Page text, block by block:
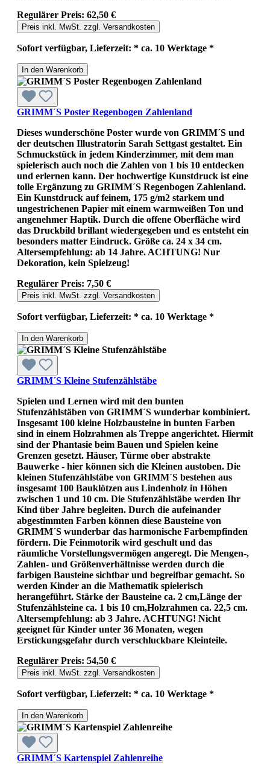
Regulärer Preis: 62,50 €
Preis inkl. MwSt. zzgl. Versandkosten
Sofort verfügbar, Lieferzeit: * ca. 10 Werktage *
In den Warenkorb
GRIMM´S Poster Regenbogen Zahlenland
Dieses wunderschöne Poster wurde von GRIMM´S und
der deutschen Illustratorin Sarah Settgast gestaltet. Ein
Schmuckstück in jedem Kinderzimmer, mit dem man
spielerisch auch noch die Zahlen von 1 bis 10 entdecken
und erlernen kann. Der hochwertige Kunstdruck ist eine
tolle Ergänzung zu GRIMM´S Regenbogen Zahlenland.
Ein Kunstdruck auf feinem, 175 g/m2 starkem und
ungestrichenen Papier mit einem warmweißen Ton und
angenehmer Haptik. Durch die offene Oberfläche wird
das Druckbild brillant wiedergegeben und es entsteht ein
besonders matter Eindruck. Größe ca. 24 x 34 cm.
Altersempfehlung: ab 14 Jahre. ACHTUNG! Nur
Dekoration, kein Spielzeug!
Regulärer Preis: 7,50 €
Preis inkl. MwSt. zzgl. Versandkosten
Sofort verfügbar, Lieferzeit: * ca. 10 Werktage *
In den Warenkorb
GRIMM´S Kleine Stufenzählstäbe
Spielen und Lernen wird mit den bunten
Stufenzählstäben von GRIMM´S wunderbar kombiniert.
Insgesamt 100 kleine Holzbausteine in bunten Farben
sind in einem Holzrahmen als Treppe angerichtet. Hiermit
sind der Phantasie beim Bauen und Spielen keine
Grenzen gesetzt. Häuser, Türme ober abstrakte
Bauwerke - hier können sich die Kleinen austoben. Die
kleinen Stufenzählstäbe von GRIMM´S bestehen aus
insgesamt 100 Bauklötzen aus Lindenholz in Höhen
zwischen 1 und 10 cm. Die Stufenzählstäbe werden Ihr
Kind über Jahre begleiten. Durch die aufeinander
abgestimmten Farben können diese Bausteine von
GRIMM´S wunderbar das harmonische Farbempfinden
fördern. Die Feinmotorik wird geschult und das
räumliche Vorstellungsvermögen angeregt. Die Mengen-,
Zahlen- und Größenverhältnisse werden durch die
farbigen Bausteine sichtbar und begreifbar gemacht. So
werden Kinder an die Mathematik spielerisch
herangeführt. Stärke der Bausteine ca. 2 cm,Länge der
Stufenzählsteine ca. 1 bis 10 cm,Holzrahmen ca. 22,5 cm.
Altersempfehlung: ab 3 Jahre. ACHTUNG! Nicht
geeignet für Kinder unter 36 Monaten, wegen
Erstickungsgefahr durch verschluckbare Kleinteile.
Regulärer Preis: 54,50 €
Preis inkl. MwSt. zzgl. Versandkosten
Sofort verfügbar, Lieferzeit: * ca. 10 Werktage *
In den Warenkorb
GRIMM´S Kartenspiel Zahlenreihe